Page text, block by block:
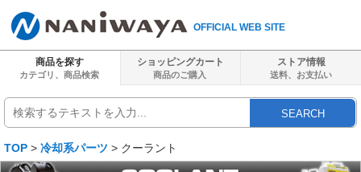
OFFICIAL WEB SITE
商品を探す
カテゴリ、商品検索
ショッピングカート
商品のご購入
ストア情報
送料、 お支払い
SEARCH
TOP > 冷却系パーツ > クーラント